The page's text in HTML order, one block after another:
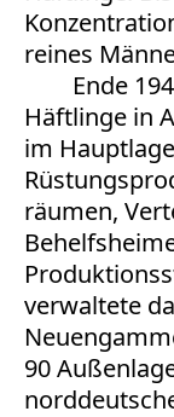
reines
Ende
Häftlinge in
im
räumen,
verwaltete
90